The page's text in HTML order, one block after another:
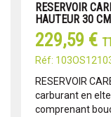
RESERVOIR
HAUTEUR 30 CM
229,59 €
Réf:
RESERVOIR
carburant en
comprenant